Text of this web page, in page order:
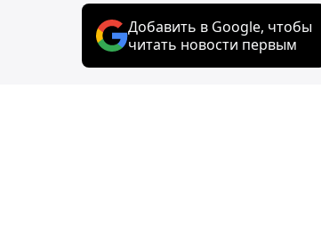
Добавить в Google, чтобы
читать новости первым